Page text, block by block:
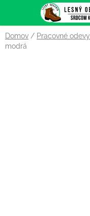
obsah
Domov / Pracovné odevy
modrá